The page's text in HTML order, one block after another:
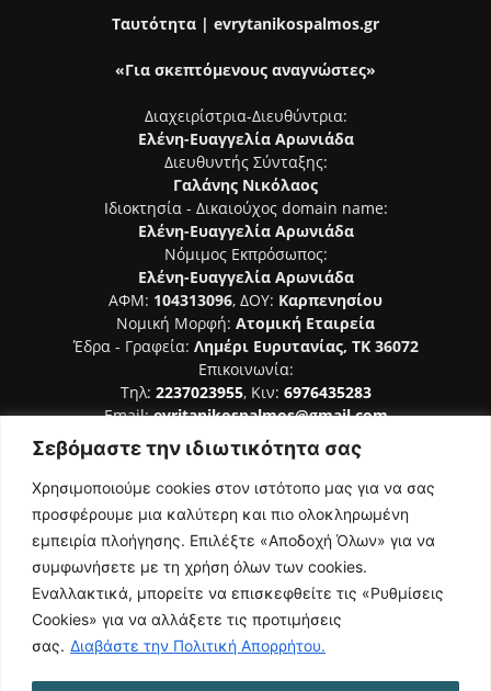
Σεβόμαστε την ιδιωτικότητα σας
Χρησιμοποιούμε cookies στον ιστότοπο μας για να σας
προσφέρουμε μια καλύτερη και πιο ολοκληρωμένη
εμπειρία πλοήγησης. Επιλέξτε «Αποδοχή Όλων» για να
συμφωνήσετε με τη χρήση όλων των cookies.
Εναλλακτικά, μπορείτε να επισκεφθείτε τις «Ρυθμίσεις
Cookies» για να αλλάξετε τις προτιμήσεις
σας. Διαβάστε την Πολιτική Απορρήτου.
Ταυτότητα | evrytanikospalmos.gr
«Για σκεπτόμενους αναγνώστες»
Διαχειρίστρια-Διευθύντρια:
Ελένη-Ευαγγελία Αρωνιάδα
Διευθυντής Σύνταξης:
Γαλάνης Νικόλαος
Ιδιοκτησία - Δικαιούχος domain name:
Ελένη-Ευαγγελία Αρωνιάδα
Νόμιμος Εκπρόσωπος:
Ελένη-Ευαγγελία Αρωνιάδα
ΑΦΜ: 104313096, ΔΟΥ: Καρπενησίου
Νομική Μορφή: Ατομική Εταιρεία
Έδρα - Γραφεία: Λημέρι Ευρυτανίας, ΤΚ 36072
Επικοινωνία:
Τηλ: 2237023955, Κιν: 6976435283
Email:evritanikospalmos@gmail.com
Αριθμός Πιστοποίησης Μ.Η.Τ. 242044
ΑΚΟΛΟΥΘΗΣΕ ΜΑΣ